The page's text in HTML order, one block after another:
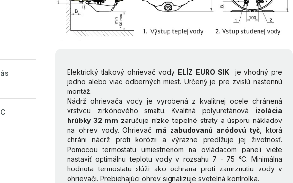
Elektrický tlakový ohrievač vody ELÍZ EURO SIKje vhodný pre
jedno alebo viac odberných miest. Určený je pre zvislú nástennú
montáž.
Nádrž ohrievača vody je vyrobená z kvalitnej ocele chránená
vrstvou zirkónového smaltu. Kvalitná polyuretánová
izolácia
hrúbky 32 mm zaručuje nízke tepelné straty a úsporu nákladov
na ohrev vody. Ohrievač má zabudovanú anódovú tyč , ktorá
chráni nádrž proti korózii a výrazne predlžuje jej životnosť.
Pomocou termostatu umiestnenom na ovládacom paneli viete
nastaviť optimálnu teplotu vody v rozsahu 7 - 75 °C. Minimálna
hodnota termostatu slúži ako ochrana proti zamrznutiu vody v
ohrievači. Prebiehajúci ohrev signalizuje svetelná kontrolka.